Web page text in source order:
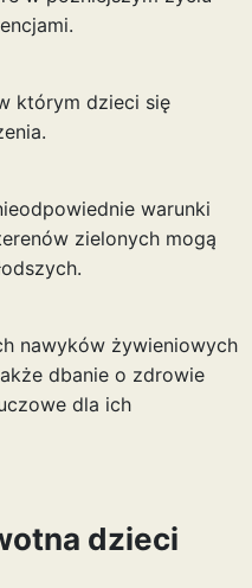
którym dzieci się
warunki
zielonych mogą
nawyków żywieniowych
dbanie o zdrowie
dla ich
dzieci